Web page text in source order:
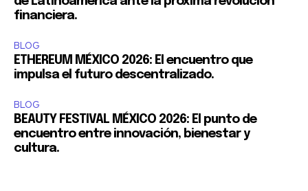
financiera.
BLOG
ETHEREUM MÉXICO 2026: El encuentro que
impulsa el futuro descentralizado.
BLOG
BEAUTY FESTIVAL MÉXICO 2026: El punto de
encuentro entre innovación, bienestar y
cultura.